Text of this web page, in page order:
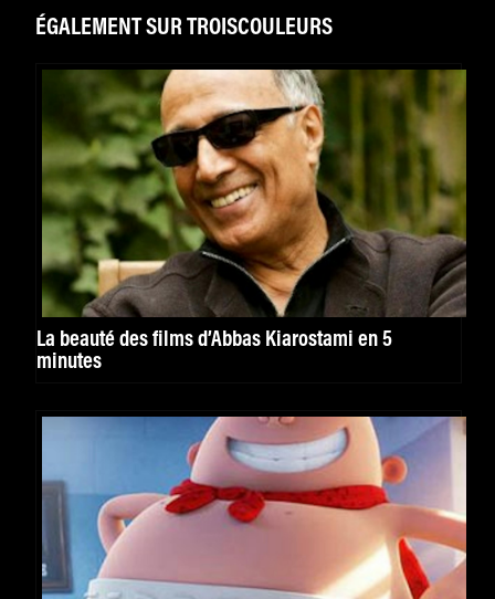
ÉGALEMENT SUR TROISCOULEURS
La beauté des films d’Abbas Kiarostami en 5
minutes